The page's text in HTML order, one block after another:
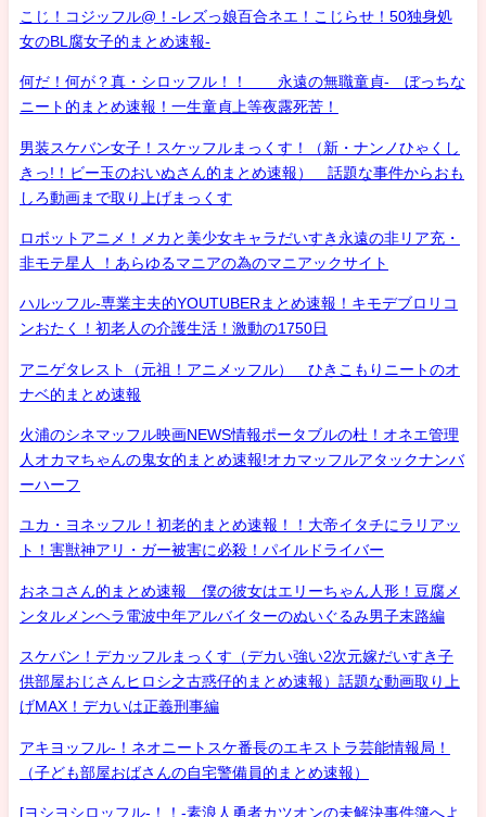
こじ！コジッフル@！-レズっ娘百合ネエ！こじらせ！50独身処
女のBL腐女子的まとめ速報-
何だ！何が？真・シロッフル！！ 永遠の無職童貞- ぼっちな
ニート的まとめ速報！一生童貞上等夜露死苦！
男装スケバン女子！スケッフルまっくす！（新・ナンノひゃくし
きっ!！ビー玉のおいぬさん的まとめ速報） 話題な事件からおも
しろ動画まで取り上げまっくす
ロボットアニメ！メカと美少女キャラだいすき永遠の非リア充・
非モテ星人 ！あらゆるマニアの為のマニアックサイト
ハルッフル-専業主夫的YOUTUBERまとめ速報！キモデブロリコ
ンおたく！初老人の介護生活！激動の1750日
アニゲタレスト（元祖！アニメッフル） ひきこもりニートのオ
ナベ的まとめ速報
火浦のシネマッフル映画NEWS情報ポータブルの杜！オネエ管理
人オカマちゃんの鬼女的まとめ速報!オカマッフルアタックナンバ
ーハーフ
ユカ・ヨネッフル！初老的まとめ速報！！大帝イタチにラリアッ
ト！害獣神アリ・ガー被害に必殺！パイルドライバー
おネコさん的まとめ速報 僕の彼女はエリーちゃん人形！豆腐メ
ンタルメンヘラ電波中年アルバイターのぬいぐるみ男子末路編
スケバン！デカッフルまっくす（デカい強い2次元嫁だいすき子
供部屋おじさんヒロシ之古惑仔的まとめ速報）話題な動画取り上
げMAX！デカいは正義刑事編
アキヨッフル-！ネオニートスケ番長のエキストラ芸能情報局！
（子ども部屋おばさんの自宅警備員的まとめ速報）
[ヨシヨシロッフル-！！-素浪人勇者カツオンの未解決事件簿へよ